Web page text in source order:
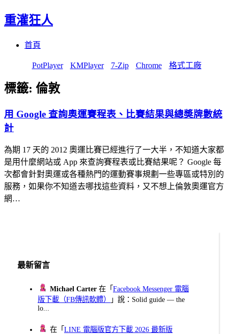
重灌狂人
首頁
PotPlayer KMPlayer 7-Zip Chrome 格式工廠
標籤: 倫敦
用 Google 查詢奧運賽程表、比賽結果與總奬牌數統
計
為期 17 天的 2012 奧運比賽已經進行了一大半，不知道大家都
是用什麼網站或 App 來查詢賽程表或比賽結果呢？ Google 每
次都會針對奧運或各種熱門的運動賽事規劃一些專區或特別的
服務，如果你不知道去哪找這些資料，又不想上倫敦奧運官方
網…
最新留言
Michael Carter 在「Facebook Messenger 電腦
版下載（FB傳訊軟體）
」說：Solid guide — the
lo...
在「LINE 電腦版官方下載 2026 最新版